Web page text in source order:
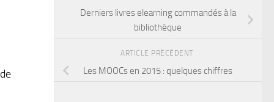
Derniers livres elearning commandés à la
bibliothèque
ARTICLE PRÉCÉDENT
Les MOOCs en 2015 : quelques chiffres